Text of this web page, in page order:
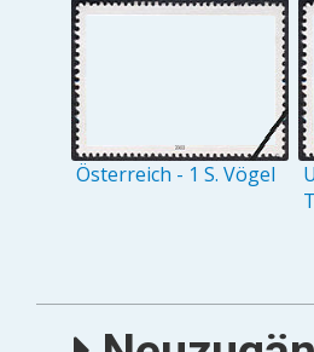
Österreich - 1 S. Vögel